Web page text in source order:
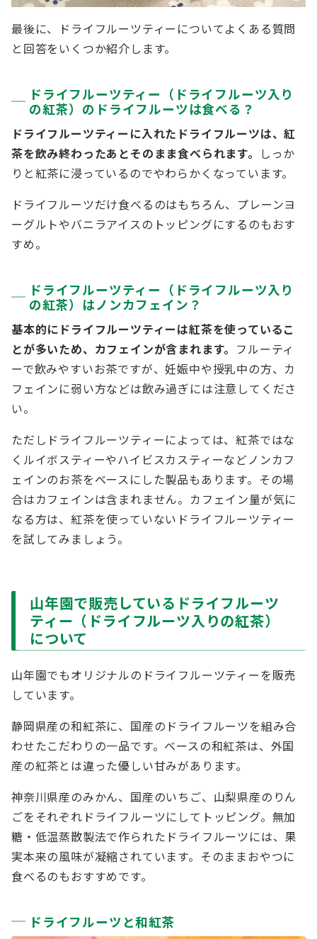
最後に、ドライフルーツティーについてよくある質問
と回答をいくつか紹介します。
ドライフルーツティー（ドライフルーツ入り
の紅茶）のドライフルーツは食べる？
ドライフルーツティーに入れたドライフルーツは、紅
茶を飲み終わったあとそのまま食べられます。 しっか
りと紅茶に浸っているのでやわらかくなっています。
ドライフルーツだけ食べるのはもちろん、プレーンヨ
ーグルトやバニラアイスのトッピングにするのもおす
すめ。
ドライフルーツティー（ドライフルーツ入り
の紅茶）はノンカフェイン？
基本的にドライフルーツティーは紅茶を使っているこ
とが多いため、カフェインが含まれます。 フルーティ
ーで飲みやすいお茶ですが、妊娠中や授乳中の方、カ
フェインに弱い方などは飲み過ぎには注意してくださ
い。
ただしドライフルーツティーによっては、紅茶ではな
くルイボスティーやハイビスカスティーなどノンカフ
ェインのお茶をベースにした製品もあります。その場
合はカフェインは含まれません。カフェイン量が気に
なる方は、紅茶を使っていないドライフルーツティー
を試してみましょう。
山年園で販売しているドライフルーツ
ティー（ドライフルーツ入りの紅茶）
について
山年園でもオリジナルのドライフルーツティーを販売
しています。
静岡県産の和紅茶に、国産のドライフルーツを組み合
わせたこだわりの一品です。ベースの和紅茶は、外国
産の紅茶とは違った優しい甘みがあります。
神奈川県産のみかん、国産のいちご、山梨県産のりん
ごをそれぞれドライフルーツにしてトッピング。無加
糖・低温蒸散製法で作られたドライフルーツには、果
実本来の風味が凝縮されています。そのままおやつに
食べるのもおすすめです。
ドライフルーツと和紅茶